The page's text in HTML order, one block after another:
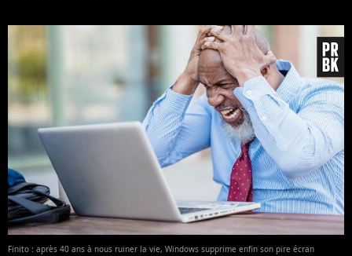
Finito : après 40 ans à nous ruiner la vie, Windows supprime enfin son pire écran